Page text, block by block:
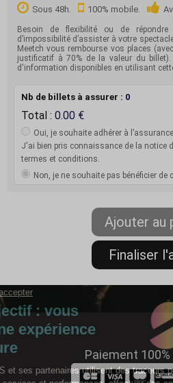
Sous 48h. 100% mobile.
Besoin de flexibilité ou de
d’impossibilité d’assister à votre
Meetch vous rembourse vos places
justificatif à 70% de la valeur du
d'information disponibles en utilisant
Nb de billets à assurer : 0
Total : 0.00
Oui, je souhaite adhérer à l’assurance
J'ai bien pris connaissance de la notice
termes et conditions.
Non, je ne souhaite pas bénéficier de
Paiement